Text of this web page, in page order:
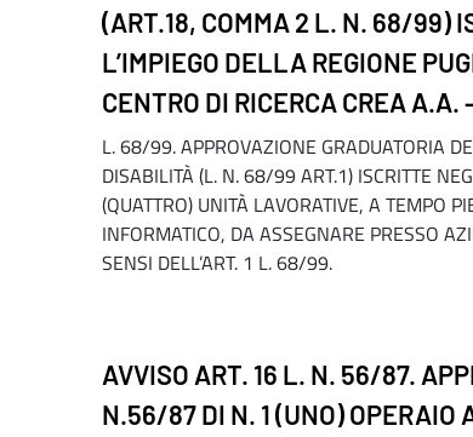
(ART.18, COMMA 2 L. N. 68/99)
L’IMPIEGO DELLA REGIONE
CENTRO DI RICERCA CREA A.A.
L. 68/99. APPROVAZIONE GRADUATORIA
DISABILITÀ (L. N. 68/99 ART.1) ISCRITTE
(QUATTRO) UNITÀ LAVORATIVE, A TEMPO
INFORMATICO, DA ASSEGNARE PRESSO
SENSI DELL’ART. 1 L. 68/99.
AVVISO ART. 16 L. N. 56/87.
N.56/87 DI N. 1 (UNO) OPERAIO